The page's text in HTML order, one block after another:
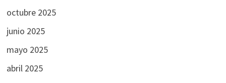
octubre 2025
junio 2025
mayo 2025
abril 2025